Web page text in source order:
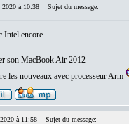
à 10:38 Sujet du message:
Intel encore
son MacBook Air 2012
les nouveaux avec processeur Arm
à 11:58 Sujet du message: